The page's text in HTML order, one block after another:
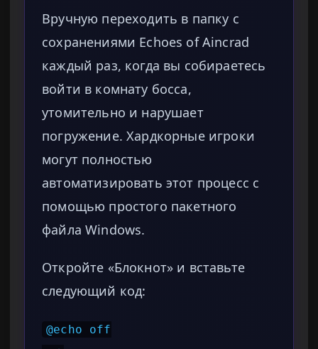
Вручную переходить в папку с
сохранениями Echoes of Aincrad
каждый раз, когда вы собираетесь
войти в комнату босса,
утомительно и нарушает
погружение. Хардкорные игроки
могут полностью
автоматизировать этот процесс с
помощью простого пакетного
файла Windows.
Откройте «Блокнот» и вставьте
следующий код:
@echo off